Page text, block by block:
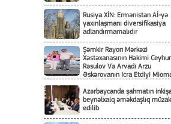
Rusiya XİN: Ermənistan Aİ-yə
yaxınlaşmanı diversifikasiya
adlandırmamalıdır
Şəmkir Rayon Mərkəzi
Xəstəxanasının Həkimi
Rəsulov Və Arvadı Arzu
Əskərovanın Icra Etdiyi
Ölümü Ilə Bağlı Şəmkir Rayon
Prokrurluğunda Araşdırma
Azərbaycanda şahmatın
beynəlxalq əməkdaşlıq
edilib